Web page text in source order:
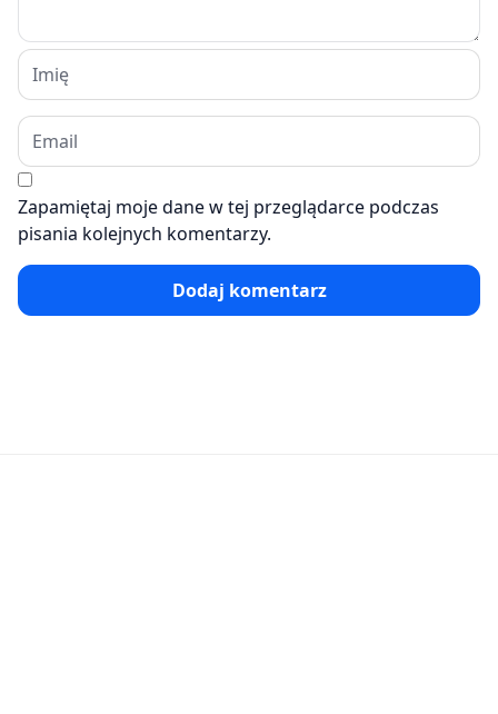
Zapamiętaj moje dane w tej przeglądarce podczas
pisania kolejnych komentarzy.
Dodaj komentarz